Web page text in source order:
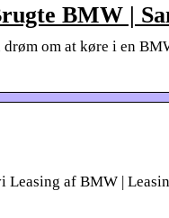
BMW |
om at køre i en
Leasing af BMW |